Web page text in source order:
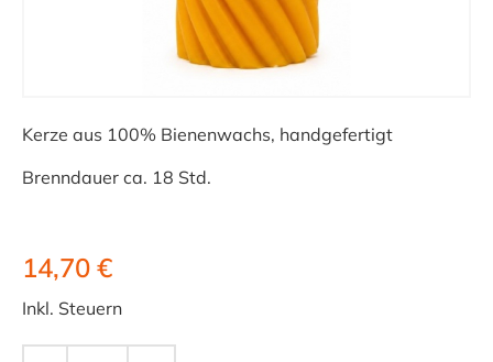
Kerze aus 100% Bienenwachs, handgefertigt
Brenndauer ca. 18 Std.
14,70 €
Inkl. Steuern